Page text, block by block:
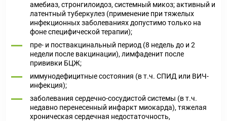
амебиаз, стронгилоидоз, системный микоз; активный и
латентный туберкулез (применение при тяжелых
инфекционных заболеваниях допустимо только на
фоне специфической терапии);
пре- и поствакцинальный период (8 недель до и 2
недели после вакцинации), лимфаденит после
прививки БЦЖ;
иммунодефицитные состояния (в т.ч. СПИД или ВИЧ-
инфекция);
заболевания сердечно-сосудистой системы (в т.ч.
недавно перенесенный инфаркт миокарда), тяжелая
хроническая сердечная недостаточность,